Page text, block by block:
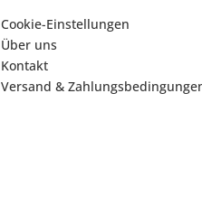
Cookie-Einstellungen
Über uns
Kontakt
Versand &